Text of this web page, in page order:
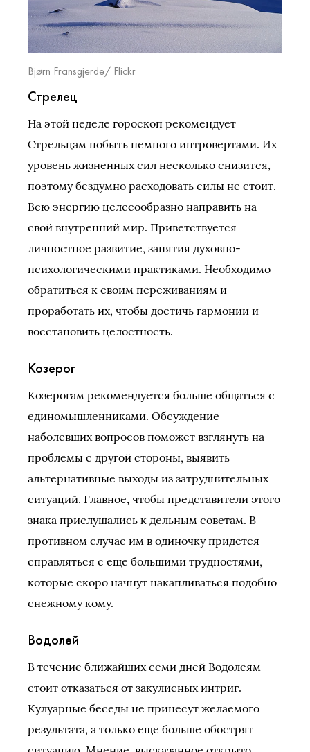
Bjørn Fransgjerde/ Flickr
Стрелец
На этой неделе гороскоп рекомендует
Стрельцам побыть немного интровертами. Их
уровень жизненных сил несколько снизится,
поэтому бездумно расходовать силы не стоит.
Всю энергию целесообразно направить на
свой внутренний мир. Приветствуется
личностное развитие, занятия духовно-
психологическими практиками. Необходимо
обратиться к своим переживаниям и
проработать их, чтобы достичь гармонии и
восстановить целостность.
Козерог
Козерогам рекомендуется больше общаться с
единомышленниками. Обсуждение
наболевших вопросов поможет взглянуть на
проблемы с другой стороны, выявить
альтернативные выходы из затруднительных
ситуаций. Главное, чтобы представители этого
знака прислушались к дельным советам. В
противном случае им в одиночку придется
справляться с еще большими трудностями,
которые скоро начнут накапливаться подобно
снежному кому.
Водолей
В течение ближайших семи дней Водолеям
стоит отказаться от закулисных интриг.
Кулуарные беседы не принесут желаемого
результата, а только еще больше обострят